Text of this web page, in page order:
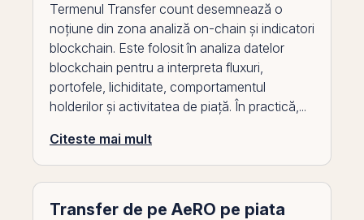
Termenul Transfer count desemnează o
noțiune din zona analiză on-chain și indicatori
blockchain. Este folosit în analiza datelor
blockchain pentru a interpreta fluxuri,
portofele, lichiditate, comportamentul
holderilor și activitatea de piață. În practică,...
Citeste mai mult
Transfer de pe AeRO pe piata